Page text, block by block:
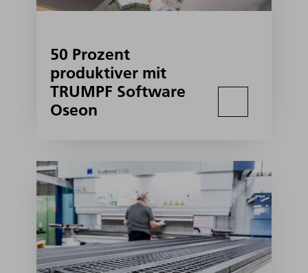
50 Prozent
produktiver mit
TRUMPF Software
Oseon